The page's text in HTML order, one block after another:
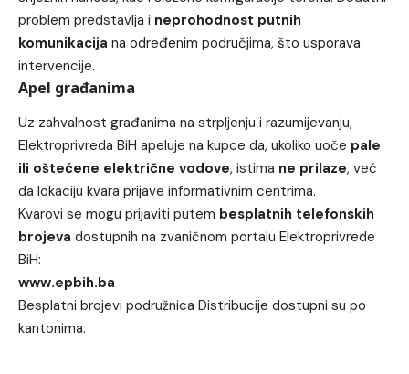
problem predstavlja i neprohodnost putnih
komunikacija na određenim područjima, što usporava
intervencije.
Apel građanima
Uz zahvalnost građanima na strpljenju i razumijevanju,
Elektroprivreda BiH apeluje na kupce da, ukoliko uoče pale
ili oštećene električne vodove, istima ne prilaze, već
da lokaciju kvara prijave informativnim centrima.
Kvarovi se mogu prijaviti putem besplatnih telefonskih
brojeva dostupnih na zvaničnom portalu Elektroprivrede
BiH:
www.epbih.ba
Besplatni brojevi podružnica Distribucije dostupni su po
kantonima.